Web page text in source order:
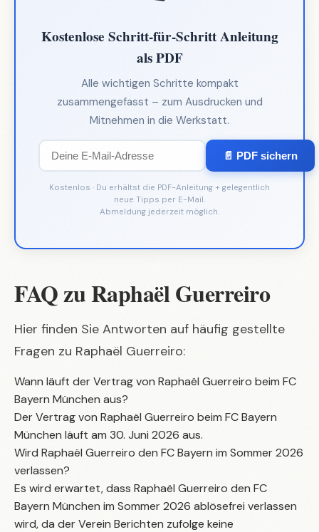
Kostenlose Schritt-für-Schritt Anleitung
als PDF
Alle wichtigen Schritte kompakt
zusammengefasst – zum Ausdrucken und
Mitnehmen in die Werkstatt.
📄 PDF sichern
Kostenlos · Du erhältst die PDF-Anleitung + gelegentlich
neue Tipps per E-Mail.
Abmeldung jederzeit möglich.
FAQ zu Raphaël Guerreiro
Hier finden Sie Antworten auf häufig gestellte
Fragen zu Raphaël Guerreiro:
Wann läuft der Vertrag von Raphaël Guerreiro beim FC
Bayern München aus?
Der Vertrag von Raphaël Guerreiro beim FC Bayern
München läuft am 30. Juni 2026 aus.
Wird Raphaël Guerreiro den FC Bayern im Sommer 2026
verlassen?
Es wird erwartet, dass Raphaël Guerreiro den FC
Bayern München im Sommer 2026 ablösefrei verlassen
wird, da der Verein Berichten zufolge keine